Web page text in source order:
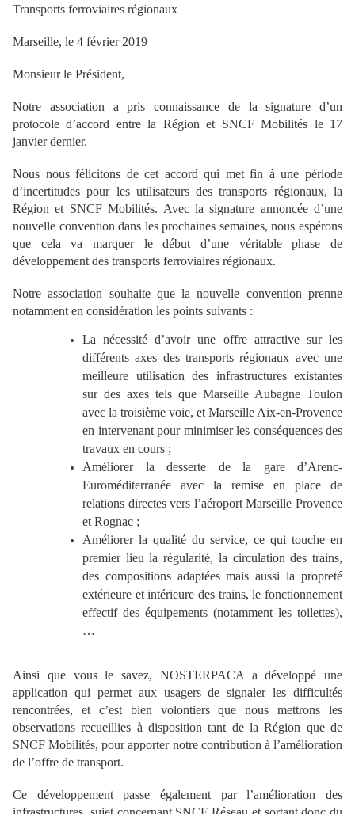
Transports ferroviaires régionaux
Marseille, le 4 février 2019
Monsieur le Président,
Notre association a pris connaissance de la signature d’un
protocole d’accord entre la Région et SNCF Mobilités le 17
janvier dernier.
Nous nous félicitons de cet accord qui met fin à une période
d’incertitudes pour les utilisateurs des transports régionaux, la
Région et SNCF Mobilités. Avec la signature annoncée d’une
nouvelle convention dans les prochaines semaines, nous espérons
que cela va marquer le début d’une véritable phase de
développement des transports ferroviaires régionaux.
Notre association souhaite que la nouvelle convention prenne
notamment en considération les points suivants :
La nécessité d’avoir une offre attractive sur les
différents axes des transports régionaux avec une
meilleure utilisation des infrastructures existantes
sur des axes tels que Marseille Aubagne Toulon
avec la troisième voie, et Marseille Aix-en-Provence
en intervenant pour minimiser les conséquences des
travaux en cours ;
Améliorer la desserte de la gare d’Arenc-
Euroméditerranée avec la remise en place de
relations directes vers l’aéroport Marseille Provence
et Rognac ;
Améliorer la qualité du service, ce qui touche en
premier lieu la régularité, la circulation des trains,
des compositions adaptées mais aussi la propreté
extérieure et intérieure des trains, le fonctionnement
effectif des équipements (notamment les toilettes),
…
Ainsi que vous le savez, NOSTERPACA a développé une
application qui permet aux usagers de signaler les difficultés
rencontrées, et c’est bien volontiers que nous mettrons les
observations recueillies à disposition tant de la Région que de
SNCF Mobilités, pour apporter notre contribution à l’amélioration
de l’offre de transport.
Ce développement passe également par l’amélioration des